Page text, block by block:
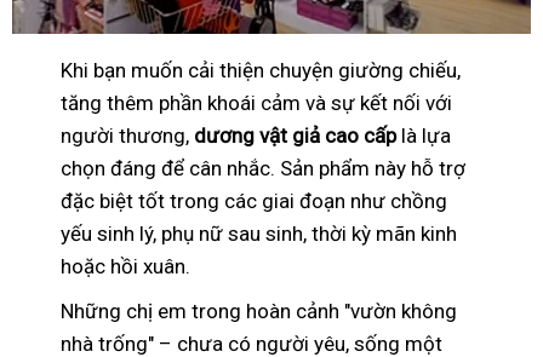
Khi bạn muốn cải thiện chuyện giường chiếu,
tăng thêm phần khoái cảm và sự kết nối với
người thương, dương vật giả cao cấplà lựa
chọn đáng để cân nhắc. Sản phẩm này hỗ trợ
đặc biệt tốt trong các giai đoạn như chồng
yếu sinh lý, phụ nữ sau sinh, thời kỳ mãn kinh
hoặc hồi xuân.
Những chị em trong hoàn cảnh "vườn không
nhà trống" – chưa có người yêu, sống một